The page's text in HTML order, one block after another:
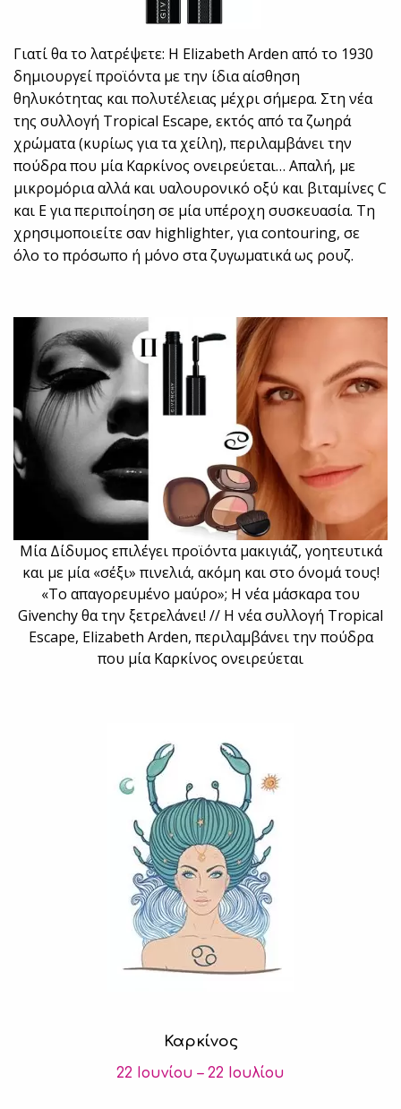
Γιατί θα το λατρέψετε: Η Elizabeth Arden από το 1930
δημιουργεί προϊόντα με την ίδια αίσθηση
θηλυκότητας και πολυτέλειας μέχρι σήμερα. Στη νέα
της συλλογή Tropical Escape, εκτός από τα ζωηρά
χρώματα (κυρίως για τα χείλη), περιλαμβάνει την
πούδρα που μία Καρκίνος ονειρεύεται… Απαλή, με
μικρομόρια αλλά και υαλουρονικό οξύ και βιταμίνες C
και Ε για περιποίηση σε μία υπέροχη συσκευασία. Τη
χρησιμοποιείτε σαν highlighter, για contouring, σε
όλο το πρόσωπο ή μόνο στα ζυγωματικά ως ρουζ.
Μία Δίδυμος επιλέγει προϊόντα μακιγιάζ, γοητευτικά
και με μία «σέξι» πινελιά, ακόμη και στο όνομά τους!
«Το απαγορευμένο μαύρο»; Η νέα μάσκαρα του
Givenchy θα την ξετρελάνει! // Η νέα συλλογή Tropical
Escape, Elizabeth Arden, περιλαμβάνει την πούδρα
που μία Καρκίνος ονειρεύεται
Καρκίνος
22 Ιουνίου – 22 Ιουλίου